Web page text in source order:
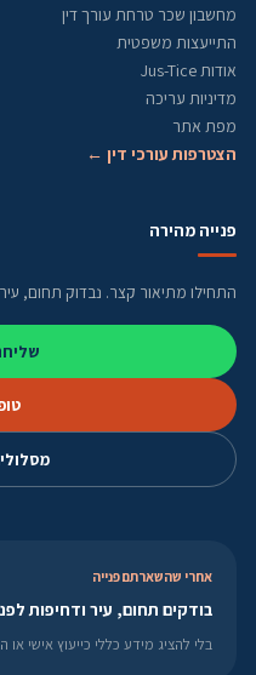
מחשבון שכר טרחת עורך דין
התייעצות משפטית
אודות Jus-Tice
מדיניות עריכה
מפת אתר
הצטרפות עורכי דין ←
פנייה מהירה
התחילו מתיאור קצר. נבדוק תחום,
אחרי שהשארתם פנייה
בודקים תחום, עיר ודחיפות
בלי להציג מידע כללי כייעוץ אישי